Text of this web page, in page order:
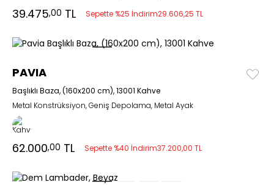
39.475,00 TL Sepette %25 İndirim29.606,25 TL
PAVIA
Başlıklı Baza, (160x200 cm), 13001 Kahve
Metal Konstrüksiyon, Geniş Depolama, Metal Ayak
62.000,00 TL Sepette %40 İndirim37.200,00 TL